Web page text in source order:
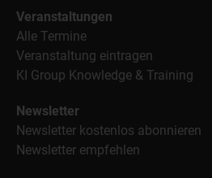
Veranstaltungen
Alle Termine
Veranstaltung eintragen
KI Group Knowledge & Training
Newsletter
Newsletter kostenlos abonnieren
Newsletter empfehlen